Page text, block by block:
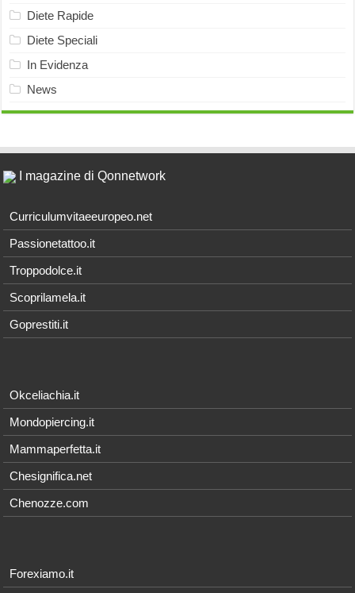
Diete Rapide
Diete Speciali
In Evidenza
News
I magazine di Qonnetwork
Curriculumvitaeeuropeo.net
Passionetattoo.it
Troppodolce.it
Scoprilamela.it
Goprestiti.it
Okceliachia.it
Mondopiercing.it
Mammaperfetta.it
Chesignifica.net
Chenozze.com
Forexiamo.it